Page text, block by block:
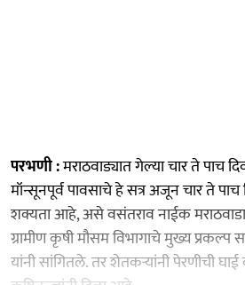
परभणी :मराठवाड्यात गेल्या चार ते
मॉन्सूनपूर्व पावसाचे हे सत्र अजून चार ते
शक्यता आहे, असे वसंतराव नाईक मराठवाडा
ग्रामीण कृषी मौसम विभागाचे मुख्य
यांनी सांगितले. तर शेतकऱ्यांनी पेरणीची